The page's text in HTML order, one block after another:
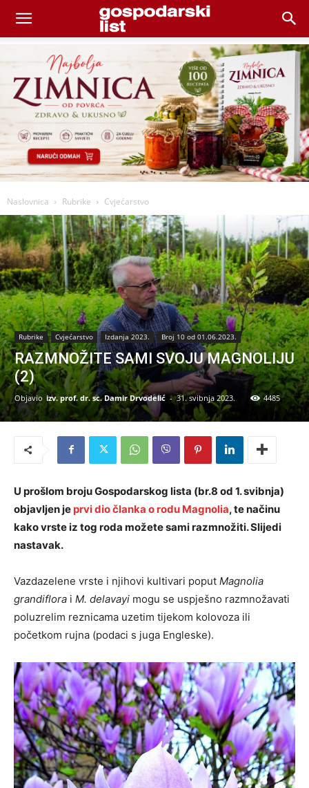
Naslovnica Rubrike Cvjećarstvo
Rubrike Cvjećarstvo Izdanja 2023. Broj 10 od 01.06.2023.
RAZMNOŽITE SAMI SVOJU MAGNOLIJU
(2)
Objavio izv. prof. dr. sc. Damir Drvodelić - 31. svibnja 2023. 4485
U prošlom broju Gospodarskog lista (br.8 od 1. svibnja)
objavljen je prvi dio članka o rodu Magnolia, te načinu
kako vrste iz tog roda možete sami razmnožiti. Slijedi
nastavak.
Vazdazelene vrste i njihovi kultivari poput Magnolia
grandiflora i M. delavayi mogu se uspješno razmnožavati
poluzrelim reznicama uzetim tijekom kolovoza ili
početkom rujna (podaci s juga Engleske).